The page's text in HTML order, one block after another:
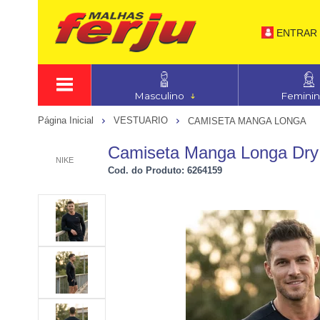
ENTRAR
Masculino
Página Inicial VESTUARIO CAMISETA MANGA LONGA
NIKE Camiseta Manga Longa
Cod. do Produto: 6264159